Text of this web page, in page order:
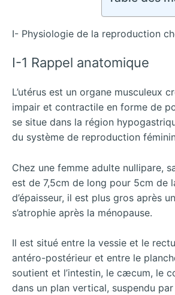
I- Physiologie de la reproduction
I-1 Rappel anatomique
L’utérus est un organe musculeux
impair et contractile en forme de
se situe dans la région
du système de reproduction
Chez une femme adulte nullipare,
est de 7,5cm de long pour 5cm de
d’épaisseur, il est plus gros après
s’atrophie après la ménopause.
Il est situé entre la vessie et le
antéro-postérieur et entre le
soutient et l’intestin, le cæcum, le
dans un plan vertical, suspendu